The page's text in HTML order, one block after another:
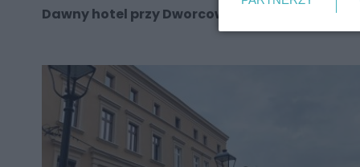
Dawny hotel przy Dworcowej na sprzedaż